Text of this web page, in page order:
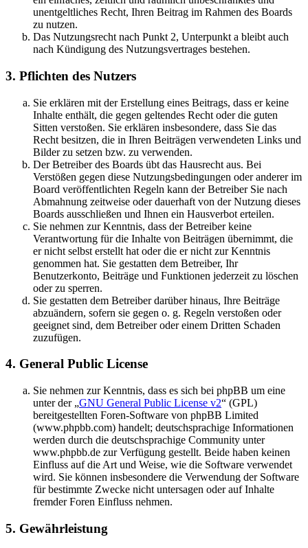
unentgeltliches Recht, Ihren Beitrag im Rahmen des Boards
zu nutzen.
Das Nutzungsrecht nach Punkt 2, Unterpunkt a bleibt auch
nach Kündigung des Nutzungsvertrages bestehen.
3. Pflichten des Nutzers
Sie erklären mit der Erstellung eines Beitrags, dass er keine
Inhalte enthält, die gegen geltendes Recht oder die guten
Sitten verstoßen. Sie erklären insbesondere, dass Sie das
Recht besitzen, die in Ihren Beiträgen verwendeten Links und
Bilder zu setzen bzw. zu verwenden.
Der Betreiber des Boards übt das Hausrecht aus. Bei
Verstößen gegen diese Nutzungsbedingungen oder anderer im
Board veröffentlichten Regeln kann der Betreiber Sie nach
Abmahnung zeitweise oder dauerhaft von der Nutzung dieses
Boards ausschließen und Ihnen ein Hausverbot erteilen.
Sie nehmen zur Kenntnis, dass der Betreiber keine
Verantwortung für die Inhalte von Beiträgen übernimmt, die
er nicht selbst erstellt hat oder die er nicht zur Kenntnis
genommen hat. Sie gestatten dem Betreiber, Ihr
Benutzerkonto, Beiträge und Funktionen jederzeit zu löschen
oder zu sperren.
Sie gestatten dem Betreiber darüber hinaus, Ihre Beiträge
abzuändern, sofern sie gegen o. g. Regeln verstoßen oder
geeignet sind, dem Betreiber oder einem Dritten Schaden
zuzufügen.
4. General Public License
Sie nehmen zur Kenntnis, dass es sich bei phpBB um eine
unter der „GNU General Public License v2“ (GPL)
bereitgestellten Foren-Software von phpBB Limited
(www.phpbb.com) handelt; deutschsprachige Informationen
werden durch die deutschsprachige Community unter
www.phpbb.de zur Verfügung gestellt. Beide haben keinen
Einfluss auf die Art und Weise, wie die Software verwendet
wird. Sie können insbesondere die Verwendung der Software
für bestimmte Zwecke nicht untersagen oder auf Inhalte
fremder Foren Einfluss nehmen.
5. Gewährleistung